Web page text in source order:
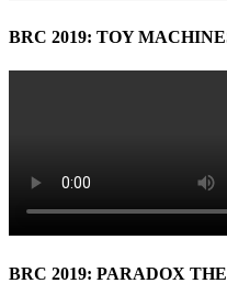
BRC 2019: TOY
BRC 2019: PARADOX